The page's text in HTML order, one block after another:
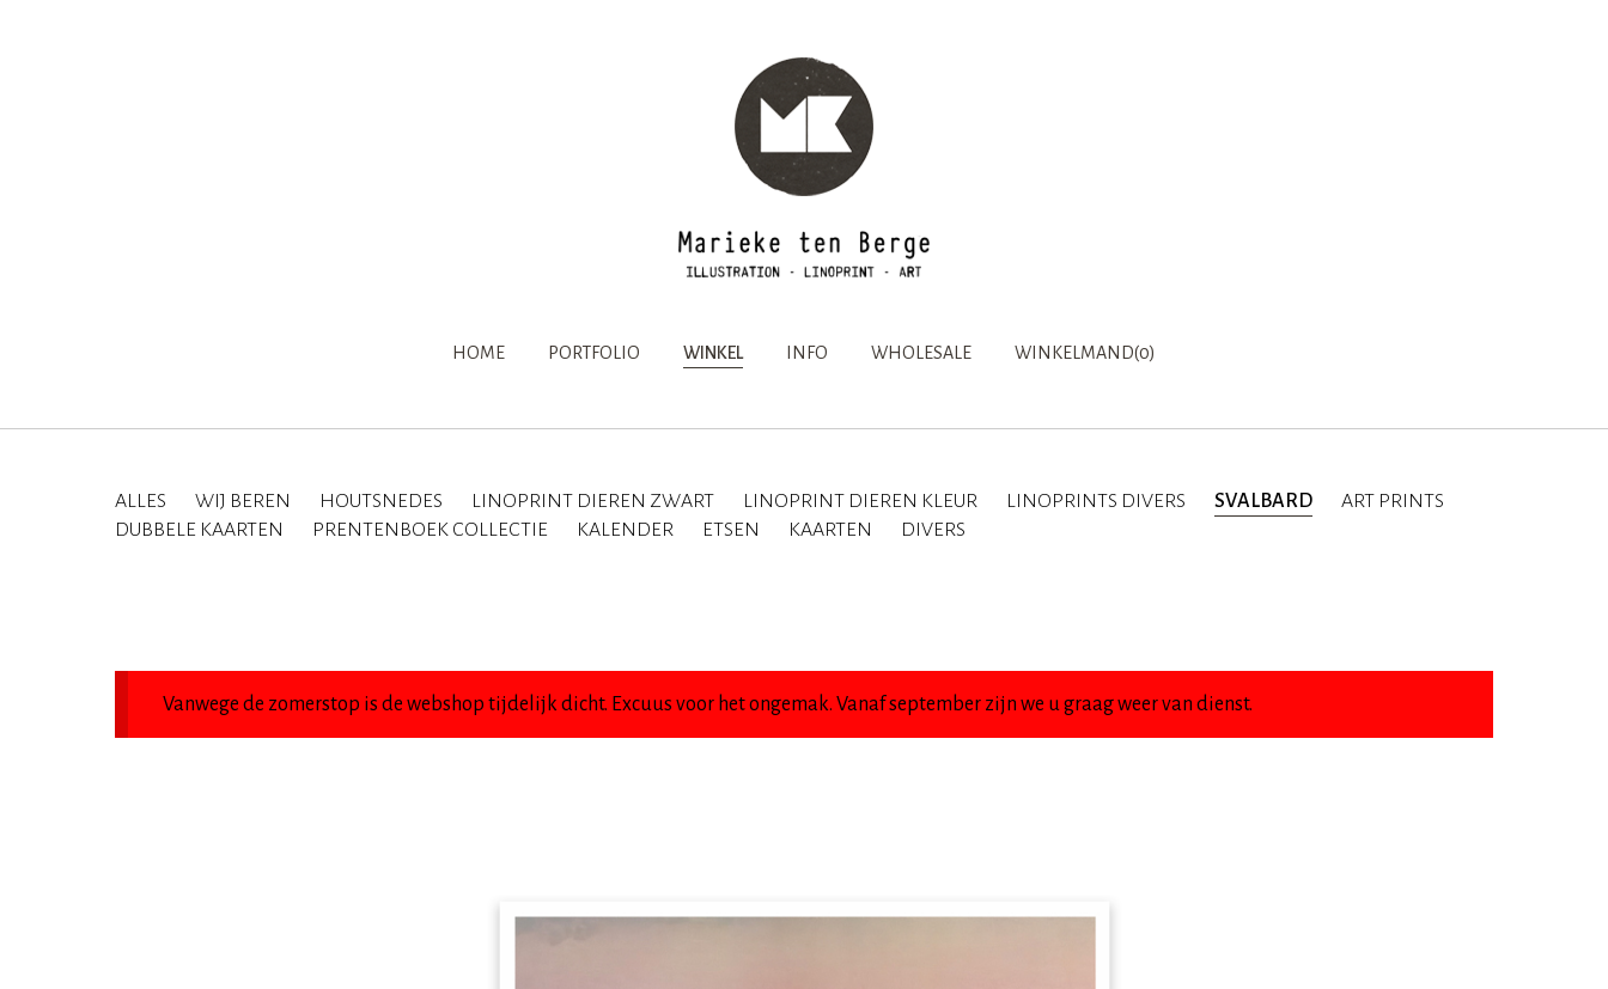
HOME PORTFOLIO WINKEL INFO WHOLESALE WINKELMAND(0)
ALLES WIJ BEREN HOUTSNEDES LINOPRINT DIEREN ZWART LINOPRINT DIEREN KLEUR LINOPRINTS DIVERS SVALBARD
ART PRINTS
DUBBELE KAARTEN
PRENTENBOEK COLLECTIE KALENDER ETSEN KAARTEN DIVERS
Vanwege de zomerstop is de webshop tijdelijk dicht. Excuus voor het ongemak. Vanaf september zijn we u graag weer van dienst.